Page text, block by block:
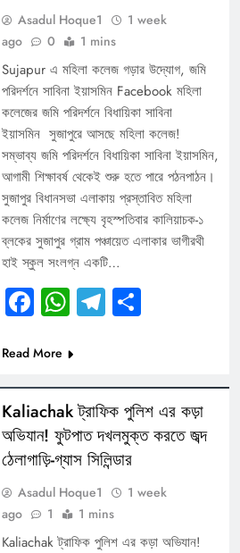
Asadul Hoque1
1 week
ago
0 1 mins
Sujapur এ মহিলা কলেজ গড়ার উদ্যোগ, জমি
পরিদর্শনে সাবিনা ইয়াসমিন Facebook মহিলা
কলেজের জমি পরিদর্শনে বিধায়িকা সাবিনা
ইয়াসমিন সুজাপুরে আসছে মহিলা কলেজ!
সম্ভাব্য জমি পরিদর্শনে বিধায়িকা সাবিনা ইয়াসমিন,
আগামী শিক্ষাবর্ষ থেকেই শুরু হতে পারে পঠনপাঠন।
সুজাপুর বিধানসভা এলাকায় প্রস্তাবিত মহিলা
কলেজ নির্মাণের লক্ষ্যে বৃহস্পতিবার কালিয়াচক-১
ব্লকের সুজাপুর গ্রাম পঞ্চায়েত এলাকার ভাগীরথী
হাই স্কুল সংলগ্ন একটি…
Facebook
WhatsApp
Telegram
Share
Read More
Kaliachak ট্রাফিক পুলিশ এর কড়া
অভিযান! ফুটপাত দখলমুক্ত করতে জব্দ
ঠেলাগাড়ি-গ্যাস সিলিন্ডার
Asadul Hoque1
1 week
ago
1 1 mins
Kaliachak ট্রাফিক পুলিশ এর কড়া অভিযান!